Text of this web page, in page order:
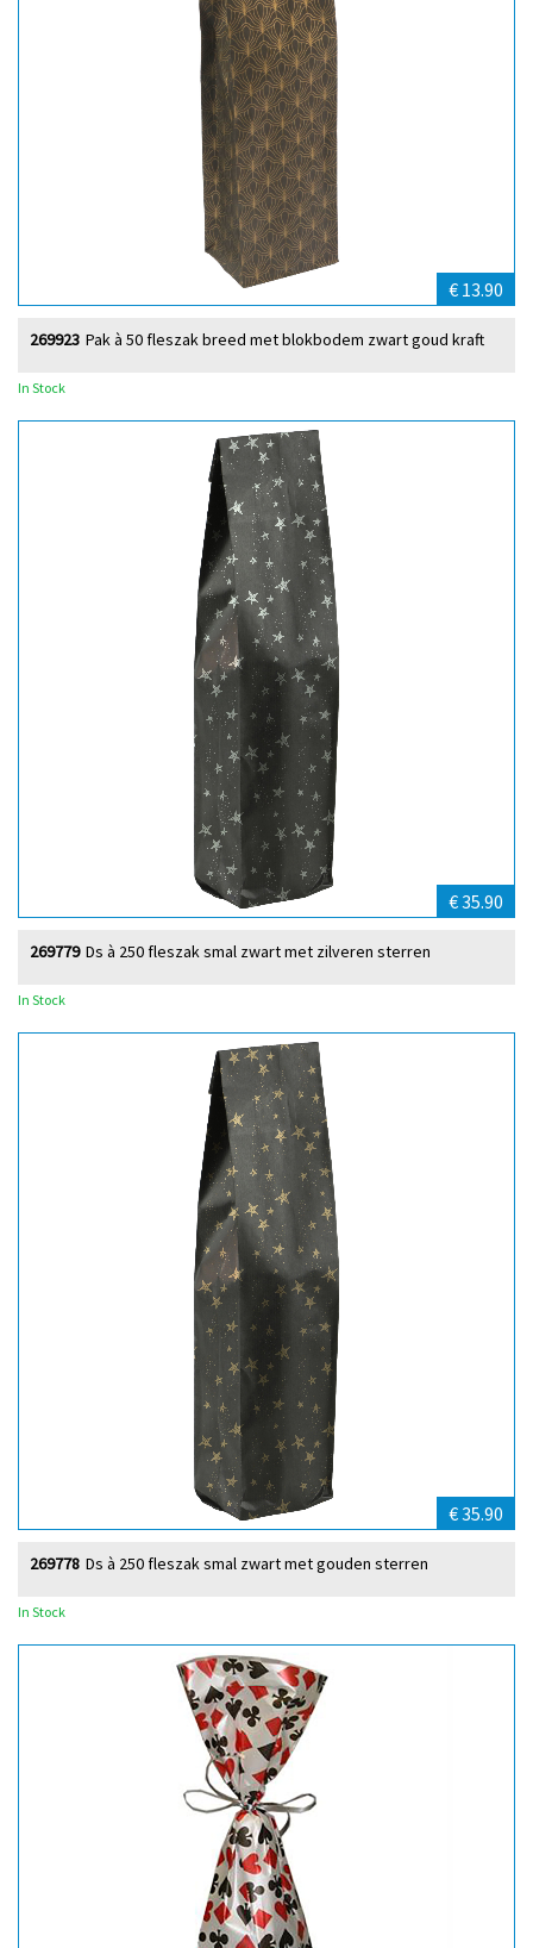
€ 13.90
Pak à 50 fleszak breed met blokbodem zwart goud kraft
269923
In Stock
€ 35.90
Ds à 250 fleszak smal zwart met zilveren sterren
269779
In Stock
€ 35.90
Ds à 250 fleszak smal zwart met gouden sterren
269778
In Stock